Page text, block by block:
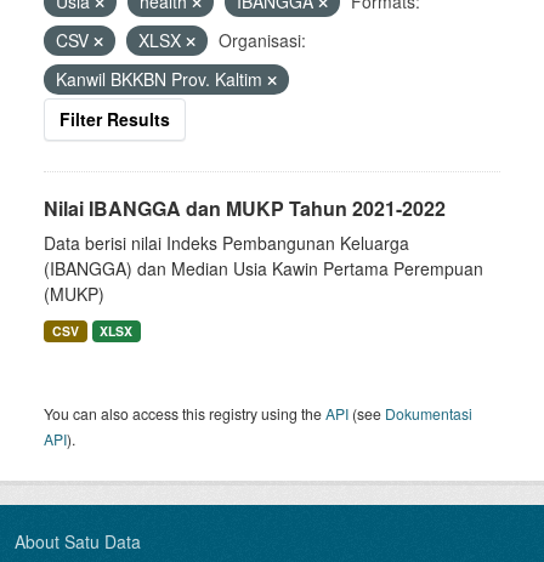
CSV
XLSX
Organisasi:
Kanwil BKKBN Prov. Kaltim
Filter Results
Nilai IBANGGA dan MUKP Tahun 2021-2022
Data berisi nilai Indeks Pembangunan Keluarga
(IBANGGA) dan Median Usia Kawin Pertama Perempuan
(MUKP)
CSV XLSX
You can also access this registry using theAPI (see Dokumentasi
API).
About Satu Data